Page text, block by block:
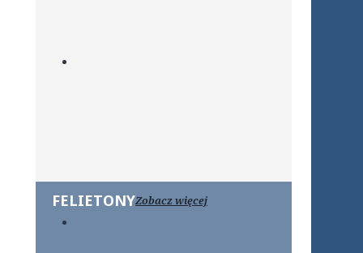
FELIETONYZobacz więcej